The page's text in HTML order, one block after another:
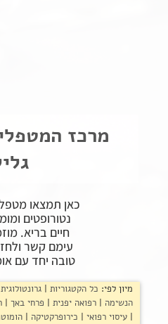
כאן תמצאו
נטורופטים
חיים בריא.
עימם קשר
טובה יחד עם אומגה 3
מיון לפי: כל הקטגוריות גרונטולוגית
הנשימה
רפואה יפנית פרחי באך
עיסוי רפואי
כירופרקטיקה